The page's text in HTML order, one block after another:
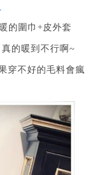
的圍巾+皮外套
的暖到不行啊~
穿不好的毛料會瘋